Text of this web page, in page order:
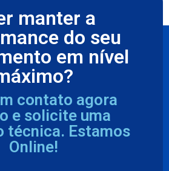
manter a
do seu
em nível
contato agora
e solicite uma
técnica. Estamos
Online!